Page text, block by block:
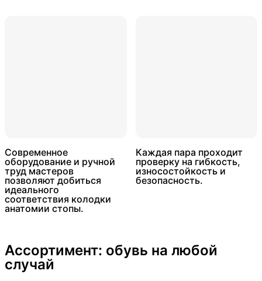
Современное
оборудование и ручной
труд мастеров
позволяют добиться
идеального
соответствия колодки
анатомии стопы.
Каждая пара проходит
проверку на гибкость,
износостойкость и
безопасность.
Ассортимент: обувь на любой
случай